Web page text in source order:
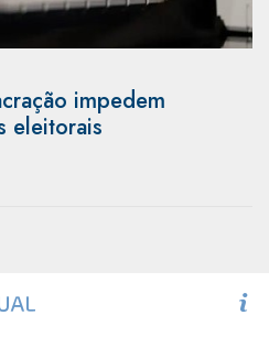
impedem
eleitorais